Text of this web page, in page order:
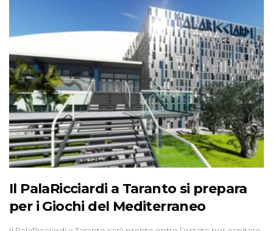
Il PalaRicciardi a Taranto si prepara
per i Giochi del Mediterraneo